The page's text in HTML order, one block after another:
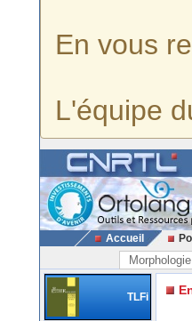
En vous
L'équipe
Accueil
Morphologie
TLFi